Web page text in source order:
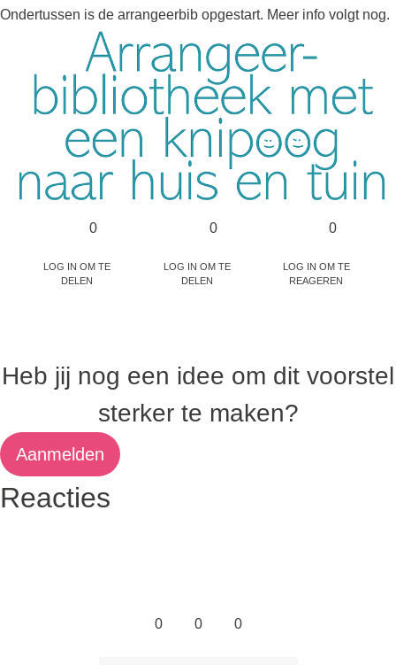
Ondertussen is de arrangeerbib opgestart. Meer info volgt nog.
0
Log in om te
delen
0
Log in om te
delen
0
Log in om te
reageren
Heb jij nog een idee om dit voorstel
sterker te maken?
Aanmelden
Reacties
0 0 0